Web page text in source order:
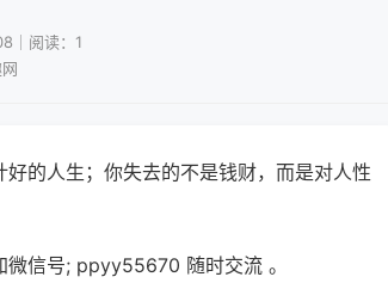
｜阅读：1
的人生；你失去的不是钱财，而是对人性
信号; ppyy55670 随时交流 。